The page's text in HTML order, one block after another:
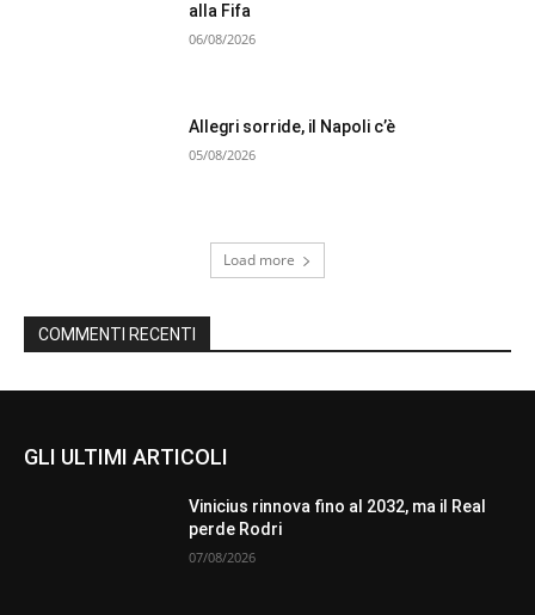
alla Fifa
06/08/2026
Allegri sorride, il Napoli c’è
05/08/2026
Load more
COMMENTI RECENTI
GLI ULTIMI ARTICOLI
Vinicius rinnova fino al 2032, ma il Real
perde Rodri
07/08/2026